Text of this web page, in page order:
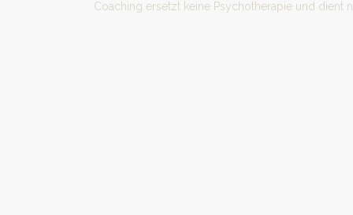
Coaching ersetzt keine Psychotherapie und dient